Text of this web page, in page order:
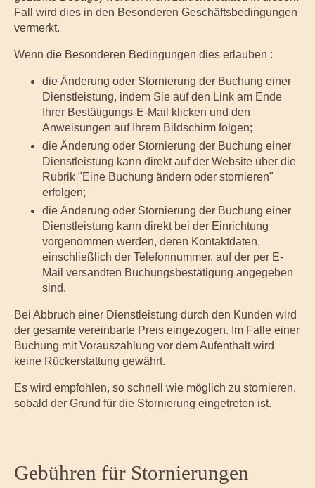
Fall wird dies in den Besonderen Geschäftsbedingungen
vermerkt.
Wenn die Besonderen Bedingungen dies erlauben :
die Änderung oder Stornierung der Buchung einer
Dienstleistung, indem Sie auf den Link am Ende
Ihrer Bestätigungs-E-Mail klicken und den
Anweisungen auf Ihrem Bildschirm folgen;
die Änderung oder Stornierung der Buchung einer
Dienstleistung kann direkt auf der Website über die
Rubrik "Eine Buchung ändern oder stornieren"
erfolgen;
die Änderung oder Stornierung der Buchung einer
Dienstleistung kann direkt bei der Einrichtung
vorgenommen werden, deren Kontaktdaten,
einschließlich der Telefonnummer, auf der per E-
Mail versandten Buchungsbestätigung angegeben
sind.
Bei Abbruch einer Dienstleistung durch den Kunden wird
der gesamte vereinbarte Preis eingezogen. Im Falle einer
Buchung mit Vorauszahlung vor dem Aufenthalt wird
keine Rückerstattung gewährt.
Es wird empfohlen, so schnell wie möglich zu stornieren,
sobald der Grund für die Stornierung eingetreten ist.
Gebühren für Stornierungen